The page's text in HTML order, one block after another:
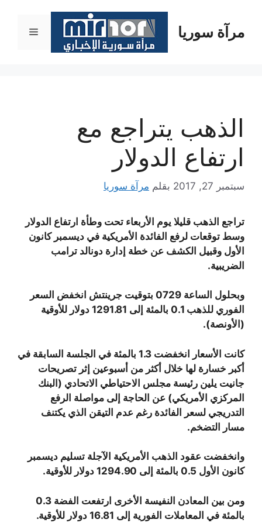
المحتوىمرآة سوريا القائمة
الذهب يتراجع مع
ارتفاع الدولار
سبتمبر 27, 2017 بقلم مرآة سوريا
تراجع الذهب قليلا يوم الأربعاء تحت وطأة ارتفاع الدولار
وسط توقعات لرفع الفائدة الأمريكية في ديسمبر كانون
الأول وقبيل الكشف عن خطة إدارة دونالد ترامب
الضريبية.
وبحلول الساعة 0729 بتوقيت جرينتش انخفض السعر
الفوري للذهب 0.1 بالمئة إلى 1291.81 دولار للأوقية
(الأونصة).
كانت الأسعار انخفضت 1.3 بالمئة في الجلسة السابقة في
أكبر خسارة لها خلال أكثر من أسبوعين إثر تصريحات
جانيت يلين رئيسة مجلس الاحتياطي الاتحادي (البنك
المركزي الأمريكي) عن الحاجة إلى مواصلة الرفع
التدريجي لسعر الفائدة رغم عدم التيقن الذي يكتنف
مسار التضخم.
وانخفضت عقود الذهب الأمريكية الآجلة تسليم ديسمبر
كانون الأول 0.5 بالمئة إلى 1294.90 دولار للأوقية.
ومن بين المعادن النفيسة الأخرى ارتفعت الفضة 0.3
بالمئة في المعاملات الفورية إلى 16.81 دولار للأوقية.